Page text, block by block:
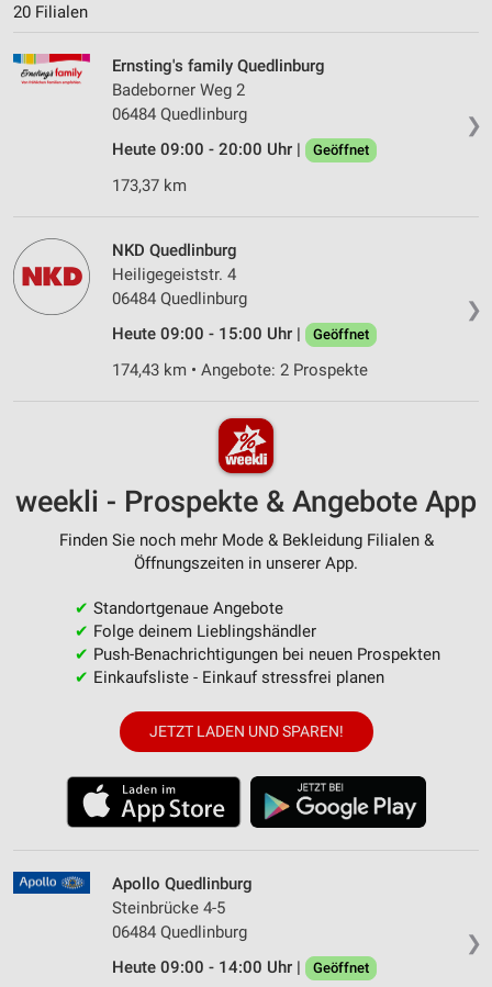
20 Filialen
❯
Ernsting's family Quedlinburg
Badeborner Weg 2
06484 Quedlinburg
Heute 09:00 - 20:00 Uhr |
Geöffnet
173,37 km
❯
NKD Quedlinburg
Heiligegeiststr. 4
06484 Quedlinburg
Heute 09:00 - 15:00 Uhr |
Geöffnet
174,43 km • Angebote: 2 Prospekte
weekli - Prospekte & Angebote App
Finden Sie noch mehr Mode & Bekleidung Filialen &
Öffnungszeiten in unserer App.
✔ Standortgenaue Angebote
✔ Folge deinem Lieblingshändler
✔ Push-Benachrichtigungen bei neuen Prospekten
✔ Einkaufsliste - Einkauf stressfrei planen
JETZT LADEN UND SPAREN!
❯
Apollo Quedlinburg
Steinbrücke 4-5
06484 Quedlinburg
Heute 09:00 - 14:00 Uhr |
Geöffnet